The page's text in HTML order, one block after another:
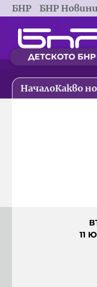
БНР БНР Новини
ДЕТСКОТО БНР
НачалоКакво
11